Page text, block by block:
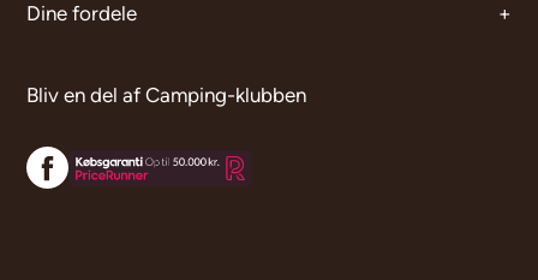
Dine fordele
Bliv en del af Camping-klubben